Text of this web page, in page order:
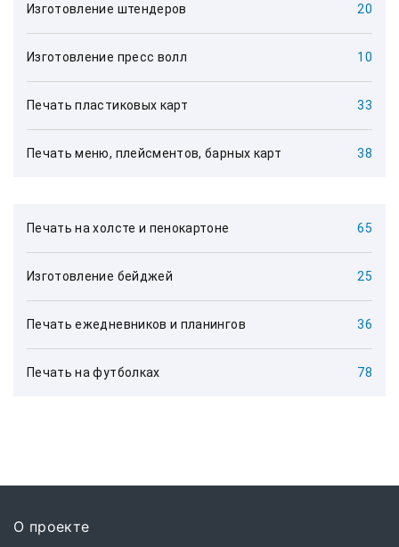
Изготовление штендеров 20
Изготовление пресс волл 10
Печать пластиковых карт 33
Печать меню, плейсментов, барных карт 38
Печать на холсте и пенокартоне 65
Изготовление бейджей 25
Печать ежедневников и планингов 36
Печать на футболках 78
О проекте